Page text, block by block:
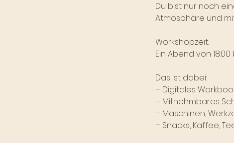
e
t
Du bist nur noch
Atmosphäre und
Workshopzeit:
Ein Abend von 18:00
Das ist dabei:
– Digitales
– Mitnehmbares
– Maschinen,
– Snacks, Kaffee,